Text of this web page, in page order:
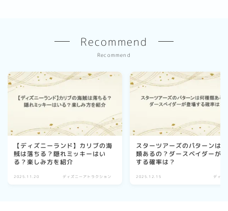
Recommend
Recommend
【ディズニーランド】カリブの海
賊は落ちる？隠れミッキーはい
る？楽しみ方を紹介
2025.11.20 ディズニーアトラクション
スターツアーズのパターンは
類あるの？ダースベイダーが
する確率は？
2025.12.15 ディズ